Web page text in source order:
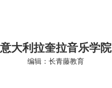
意大利拉奎拉音乐学院
编辑：长青藤教育